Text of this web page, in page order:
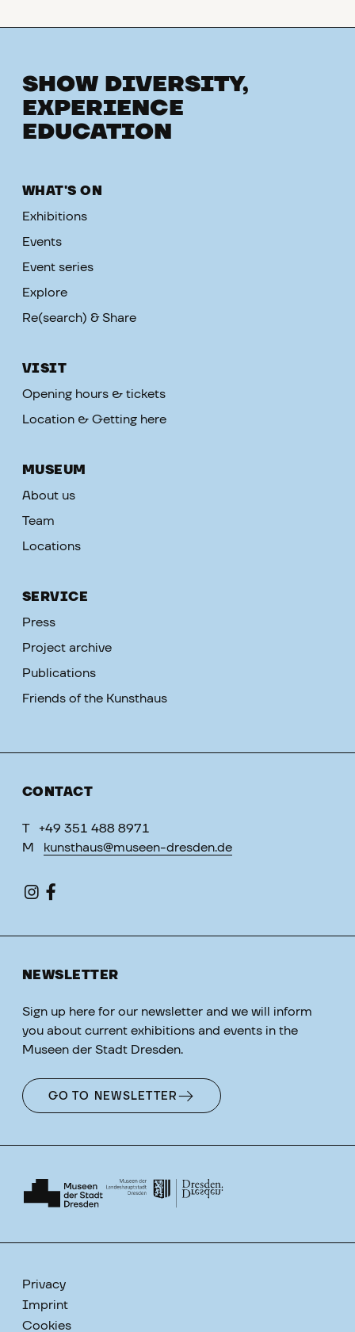
SHOW DIVERSITY,
EXPERIENCE
EDUCATION
WHAT'S ON
Exhibitions
Events
Event series
Explore
Re(search) & Share
VISIT
Opening hours & tickets
Location & Getting here
MUSEUM
About us
Team
Locations
SERVICE
Press
Project archive
Publications
Friends of the Kunsthaus
CONTACT
T
+49 351 488 8971
M
kunsthaus@museen-dresden.de
NEWSLETTER
Sign up here for our newsletter and we will inform
you about current exhibitions and events in the
Museen der Stadt Dresden.
GO TO NEWSLETTER
Privacy
Imprint
Cookies